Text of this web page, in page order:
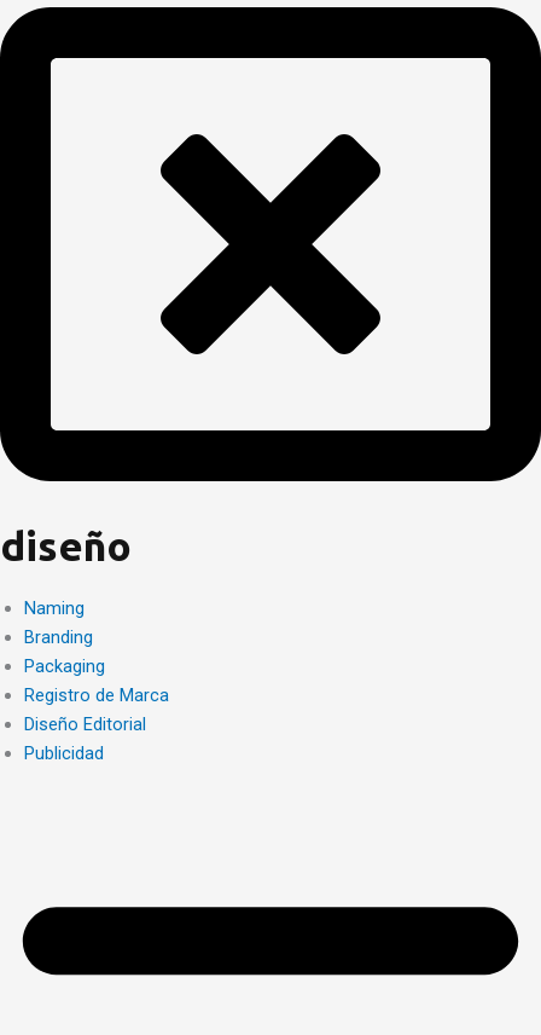
diseño
Naming
Branding
Packaging
Registro de Marca
Diseño Editorial
Publicidad